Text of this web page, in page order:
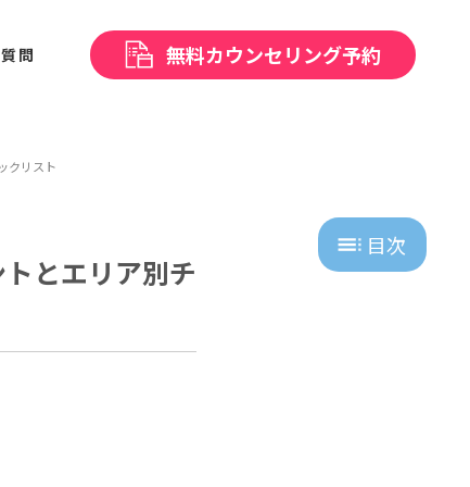
質問 無料カウンセリング予約
クリスト
とエリア別チ
目次